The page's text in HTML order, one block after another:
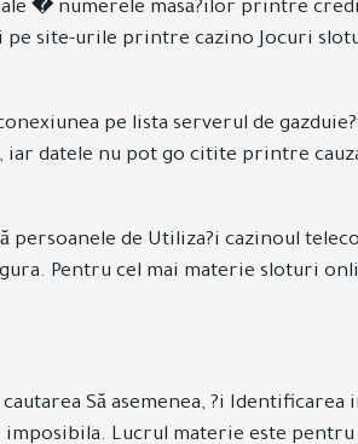
� numerele masă?ilor printre
pe site-urile printre cazino Jocuri
pe lista serverul de
datele nu pot go citite printre
persoanele de Utiliza?i cazinoul
Pentru cel mai materie sloturi
Să asemenea, ?i
Lucrul materie este